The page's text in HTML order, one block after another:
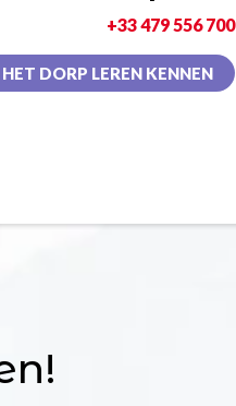
+33 479 556 700
HET DORP LEREN KENNEN